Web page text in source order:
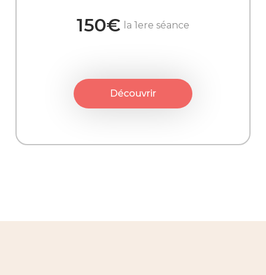
150€ la 1ere séance
Découvrir